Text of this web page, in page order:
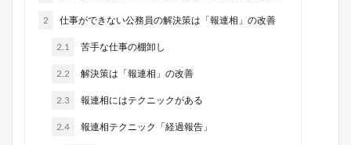
2 仕事ができない公務員の解決策は「報連相」の改善
2.1 苦手な仕事の棚卸し
2.2 解決策は「報連相」の改善
2.3 報連相にはテクニックがある
2.4 報連相テクニック「経過報告」